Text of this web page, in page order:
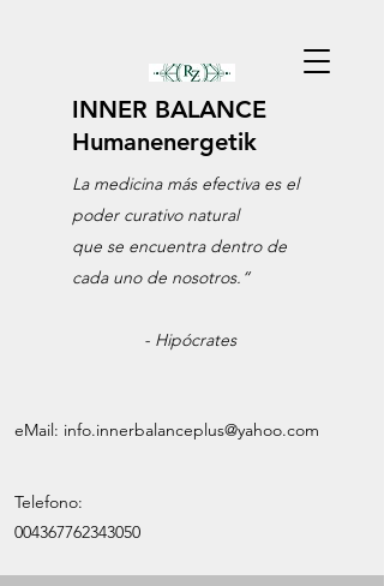
INNER BALANCE
Humanenergetik
La medicina más efectiva es el
poder curativo natural
que se encuentra dentro de
cada uno de nosotros. “
- Hipócrates
eMail: info.innerbalanceplus@yahoo.com
Telefono:
004367762343050